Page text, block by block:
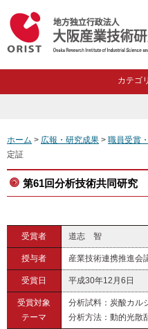
カテゴ
ホーム > 広報・研究成果 > 職員受賞
定証
第61回分析技術共同研究
受賞者 道志 智
授与者 産業技術連携推進会
受賞日 平成30年12月6日
受賞対象
テーマ
分析試料：炭酸カ
分析方法：動的光散